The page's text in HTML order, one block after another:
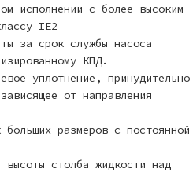
исполнении с более высоким
IE2
за срок службы насоса
КПД.
уплотнение, принудительно
от направления
больших размеров с постоянной
высоты столба жидкости над